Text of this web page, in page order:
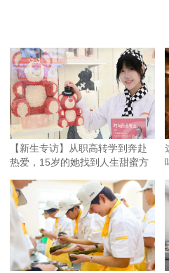
【新生专访】从职高转学到奔赴
热爱，15岁的她找到人生甜蜜方